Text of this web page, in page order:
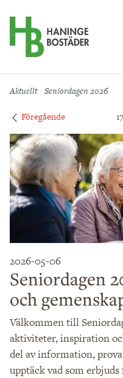
Aktuellt Seniordagen 2026
Föregående
2026-05-06
Seniordagen
och
Välkommen till
aktiviteter, inspiration
del av information,
upptäck vad som